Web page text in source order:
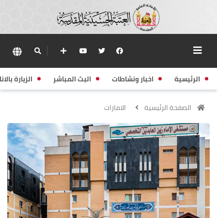
الرئيسية اخبار ونشاطات البث المباشر الزيارة
الصفحة الرئيسية الامارات